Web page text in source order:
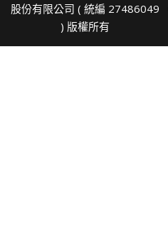
股份有限公司 ( 統編 27486049
) 版權所有